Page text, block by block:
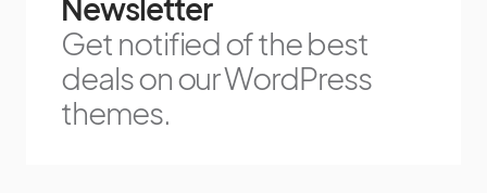
Newsletter
Get notified of the best
deals on our WordPress
themes.